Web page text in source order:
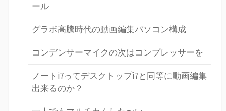
ール
グラボ高騰時代の動画編集パソコン構成
コンデンサーマイクの次はコンプレッサーを
ノートi7ってデスクトップi7と同等に動画編集
出来るのか？